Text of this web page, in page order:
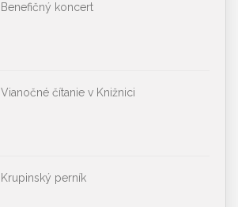
Benefičný koncert
Vianočné čítanie v Knižnici
Krupinský perník